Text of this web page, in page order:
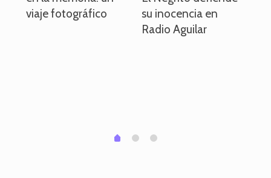
viaje fotográfico
su inocencia en
Radio Aguilar
0 1 2